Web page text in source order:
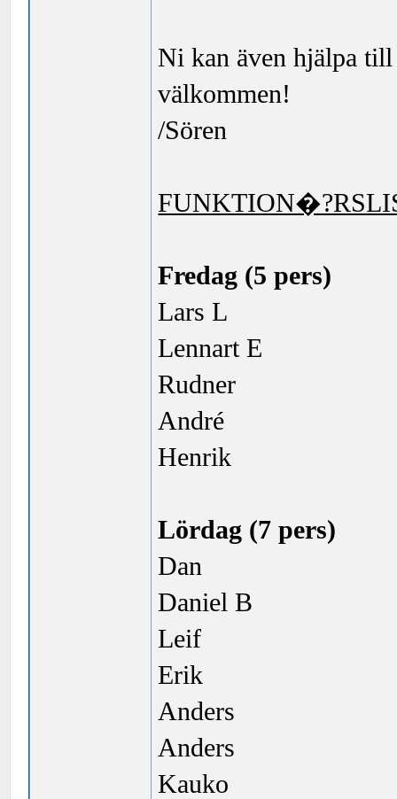
Ni kan även hjälpa
välkommen!
/Sören
Fredag (5 pers)
Lars L
Lennart E
Rudner
André
Henrik
Lördag (7 pers)
Dan
Daniel B
Leif
Erik
Anders
Anders
Kauko